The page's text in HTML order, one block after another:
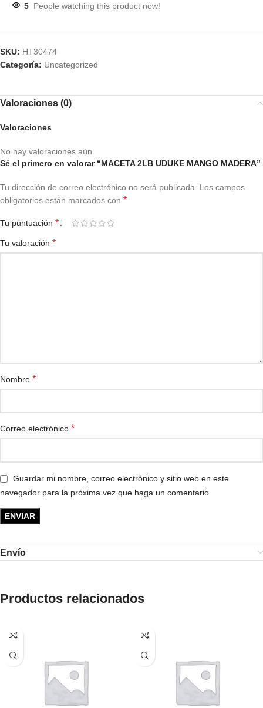
5 People watching this product now!
SKU: HT30474
Categoría: Uncategorized
Valoraciones (0)
Valoraciones
No hay valoraciones aún.
Sé el primero en valorar “MACETA 2LB UDUKE MANGO MADERA”
Tu dirección de correo electrónico no será publicada.
Los campos
obligatorios están marcados con *
Tu puntuación *
Tu valoración *
Nombre *
Correo electrónico *
Guardar mi nombre, correo electrónico y sitio web en este
navegador para la próxima vez que haga un comentario.
Envío
Productos relacionados